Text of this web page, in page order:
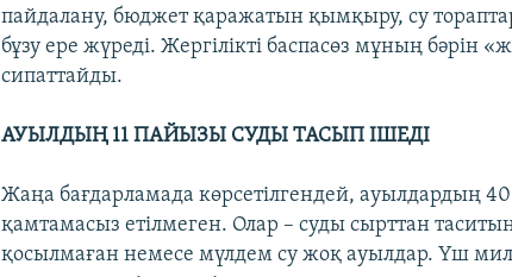
пайдалану, бюджет қаражатын қымқыру, су
бұзу ере жүреді. Жергілікті баспасөз мұның бәрін
сипаттайды.
АУЫЛДЫҢ 11 ПАЙЫЗЫ СУДЫ ТАСЫП ІШЕДІ
Жаңа бағдарламада көрсетілгендей, ауылдардың
қамтамасыз етілмеген. Олар – суды сырттан
қосылмаған немесе мүлдем су жоқ ауылдар. Үш